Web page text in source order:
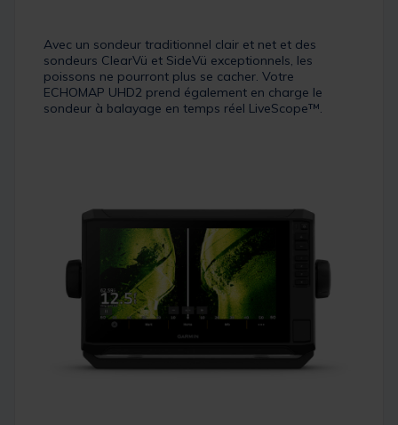
Avec un sondeur traditionnel clair et net et des
sondeurs ClearVü et SideVü exceptionnels, les
poissons ne pourront plus se cacher. Votre
ECHOMAP UHD2 prend également en charge le
sondeur à balayage en temps réel LiveScope™.